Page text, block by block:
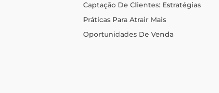
Captação De Clientes: Estratégias
Práticas Para Atrair Mais
Oportunidades De Venda